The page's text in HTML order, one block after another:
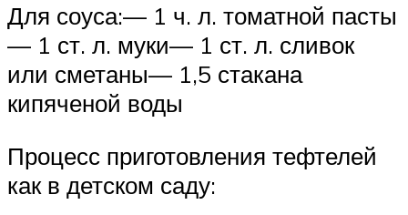
Для соуса:— 1 ч. л. томатной пасты
— 1 ст. л. муки— 1 ст. л. сливок
или сметаны— 1,5 стакана
кипяченой воды
Процесс приготовления тефтелей
как в детском саду: